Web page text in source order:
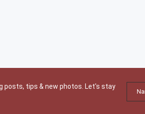
posts, tips & new photos. Let's stay